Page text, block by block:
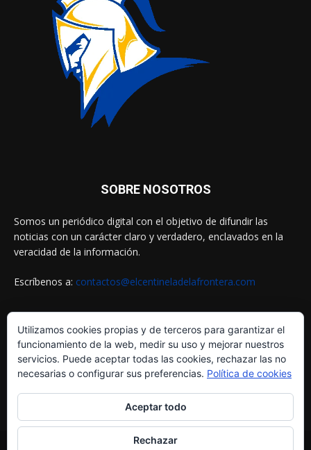
SOBRE NOSOTROS
Somos un periódico digital con el objetivo de difundir las
noticias con un carácter claro y verdadero, enclavados en la
veracidad de la información.
Escríbenos a: contactos@elcentineladelafrontera.com
SIGUENOS EN
© ELCENTINELADELAFRONTERA.COM byMultiServicios Helena
Utilizamos cookies propias y de terceros para garantizar el
funcionamiento de la web, medir su uso y mejorar nuestros
servicios. Puede aceptar todas las cookies, rechazar las no
necesarias o configurar sus preferencias. Política de cookies
Aceptar todo
Rechazar